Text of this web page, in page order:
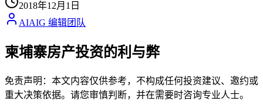
2018年12月1日
AIAIG 编辑团队
柬埔寨房产投资的利与弊
免责声明：本文内容仅供参考，不构成任何投资建议、邀约或
重大决策依据。请您审慎判断，并在需要时咨询专业人士。